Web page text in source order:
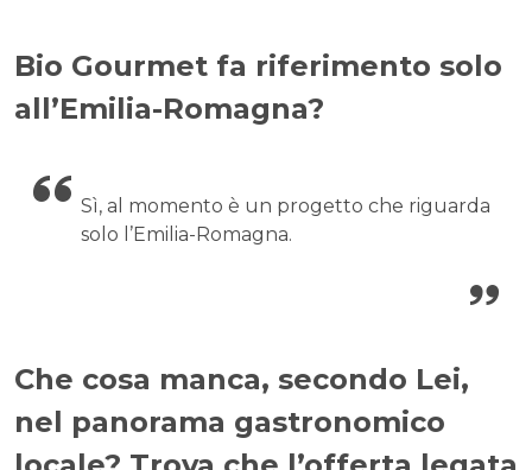
Bio Gourmet fa riferimento solo
all’Emilia-Romagna?
Sì, al momento è un progetto che riguarda
solo l’Emilia-Romagna.
Che cosa manca, secondo Lei,
nel panorama gastronomico